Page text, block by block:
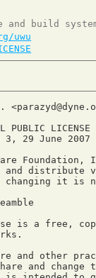
and build
uwu